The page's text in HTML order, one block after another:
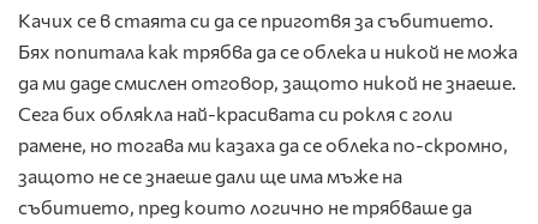
Качих се в стаята си да се приготвя за събитието.
Бях попитала как трябва да се облека и никой не можа
да ми даде смислен отговор, защото никой не знаеше.
Сега бих облякла най-красивата си рокля с голи
рамене, но тогава ми казаха да се облека по-скромно,
защото не се знаеше дали ще има мъже на
събитието, пред които логично не трябваше да